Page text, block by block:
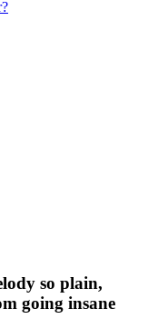
so plain,
going insane